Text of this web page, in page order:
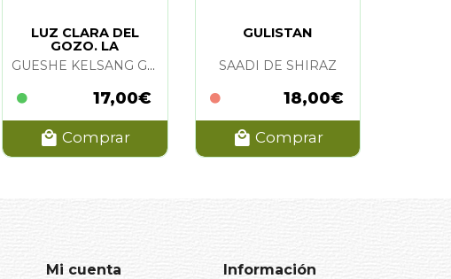
LUZ CLARA DEL
GOZO. LA
GUESHE KELSANG GYATSO
17,00€
Comprar
GULISTAN
SAADI DE SHIRAZ
18,00€
Comprar
Mi cuenta Información